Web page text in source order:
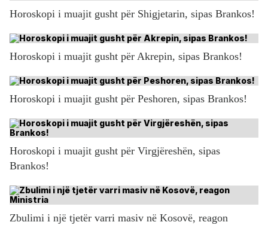
Horoskopi i muajit gusht për Shigjetarin, sipas Brankos!
Horoskopi i muajit gusht për Akrepin, sipas Brankos!
Horoskopi i muajit gusht për Peshoren, sipas Brankos!
Horoskopi i muajit gusht për Virgjëreshën, sipas
Brankos!
Zbulimi i një tjetër varri masiv në Kosovë, reagon